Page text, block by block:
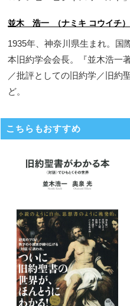
並木 浩一 （ナミキ コウイチ）
1935年、神奈川県生まれ。国
本旧約学会会長。『並木浩一
／批評としての旧約学／旧約
ど。
こちらもおすすめ